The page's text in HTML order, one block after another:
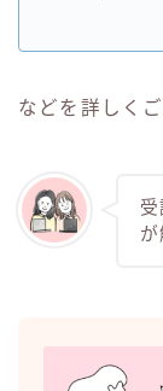
などを詳しく
が